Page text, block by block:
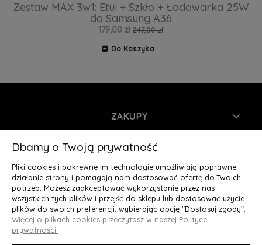
Zestaw MAX 3w1: Etui + Szkło + Ładowarka 25W
do Samsung A36
179,00 zł 247,00 zł
Do Koszyka
ZAKUPY
INFORMACJE
MOJE KONTO
O NAS
Deluxury.pl
Dbamy o Twoją prywatność
Pliki cookies i pokrewne im technologie umożliwiają poprawne
działanie strony i pomagają nam dostosować ofertę do Twoich
potrzeb. Możesz zaakceptować wykorzystanie przez nas
wszystkich tych plików i przejść do sklepu lub dostosować użycie
plików do swoich preferencji, wybierając opcję "Dostosuj zgody".
Więcej o plikach cookies przeczytasz w naszej Polityce
prywatności.